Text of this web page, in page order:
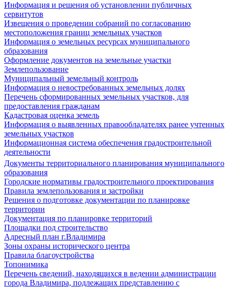
Информация и решения об установлении публичных
сервитутов
Извещения о проведении собраний по согласованию
местоположения границ земельных участков
Информация о земельных ресурсах муниципального
образования
Оформление документов на земельные участки
Землепользование
Муниципальный земельный контроль
Информация о невостребованных земельных долях
Перечень сформированных земельных участков, для
предоставления гражданам
Кадастровая оценка земель
Информация о выявленных правообладателях ранее учтенных
земельных участков
Информационная система обеспечения градостроительной
деятельности
Документы территориального планирования муниципального
образования
Городские нормативы градостроительного проектирования
Правила землепользования и застройки
Решения о подготовке документации по планировке
территории
Документация по планировке территорий
Площадки под строительство
Адресный план г.Владимира
Зоны охраны исторического центра
Правила благоустройства
Топонимика
Перечень сведений, находящихся в ведении администрации
города Владимира, подлежащих представлению с